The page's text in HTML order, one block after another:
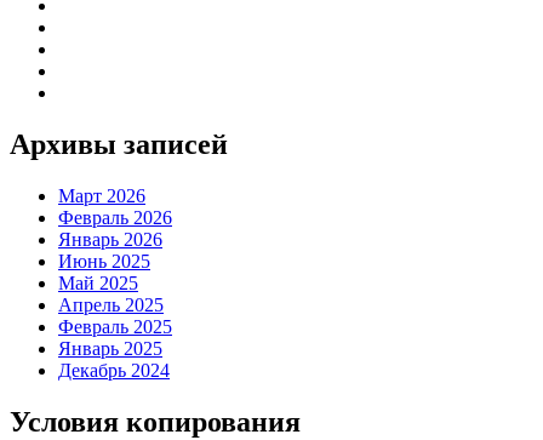
Архивы записей
Март 2026
Февраль 2026
Январь 2026
Июнь 2025
Май 2025
Апрель 2025
Февраль 2025
Январь 2025
Декабрь 2024
Условия копирования